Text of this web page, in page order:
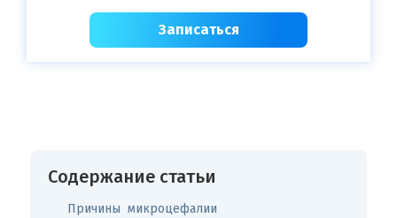
Записаться
Содержание статьи
Причины микроцефалии